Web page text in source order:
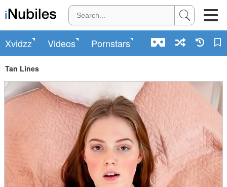
Xvidzz Videos Pornstars
Tan Lines